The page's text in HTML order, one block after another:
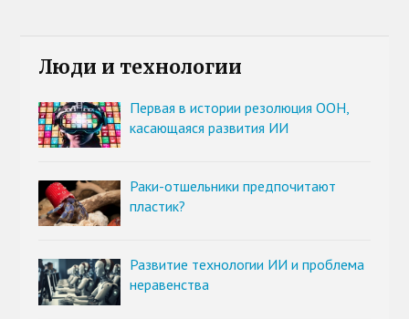
Люди и технологии
Первая в истории резолюция ООН,
касающаяся развития ИИ
Раки-отшельники предпочитают
пластик?
Развитие технологии ИИ и проблема
неравенства